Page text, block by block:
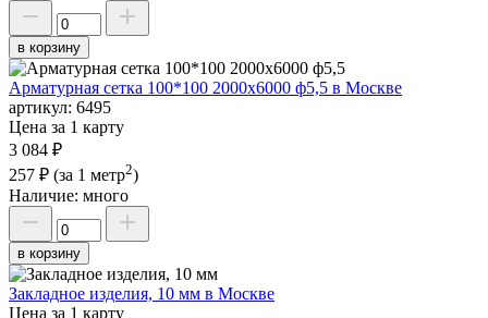
в корзину
Арматурная сетка 100*100 2000х6000 ф5,5 в Москве
артикул: 6495
Цена за 1 карту
3 084 ₽
257 ₽ (за 1 метр2)
Наличие: много
в корзину
Закладное изделия, 10 мм в Москве
Цена за 1 карту